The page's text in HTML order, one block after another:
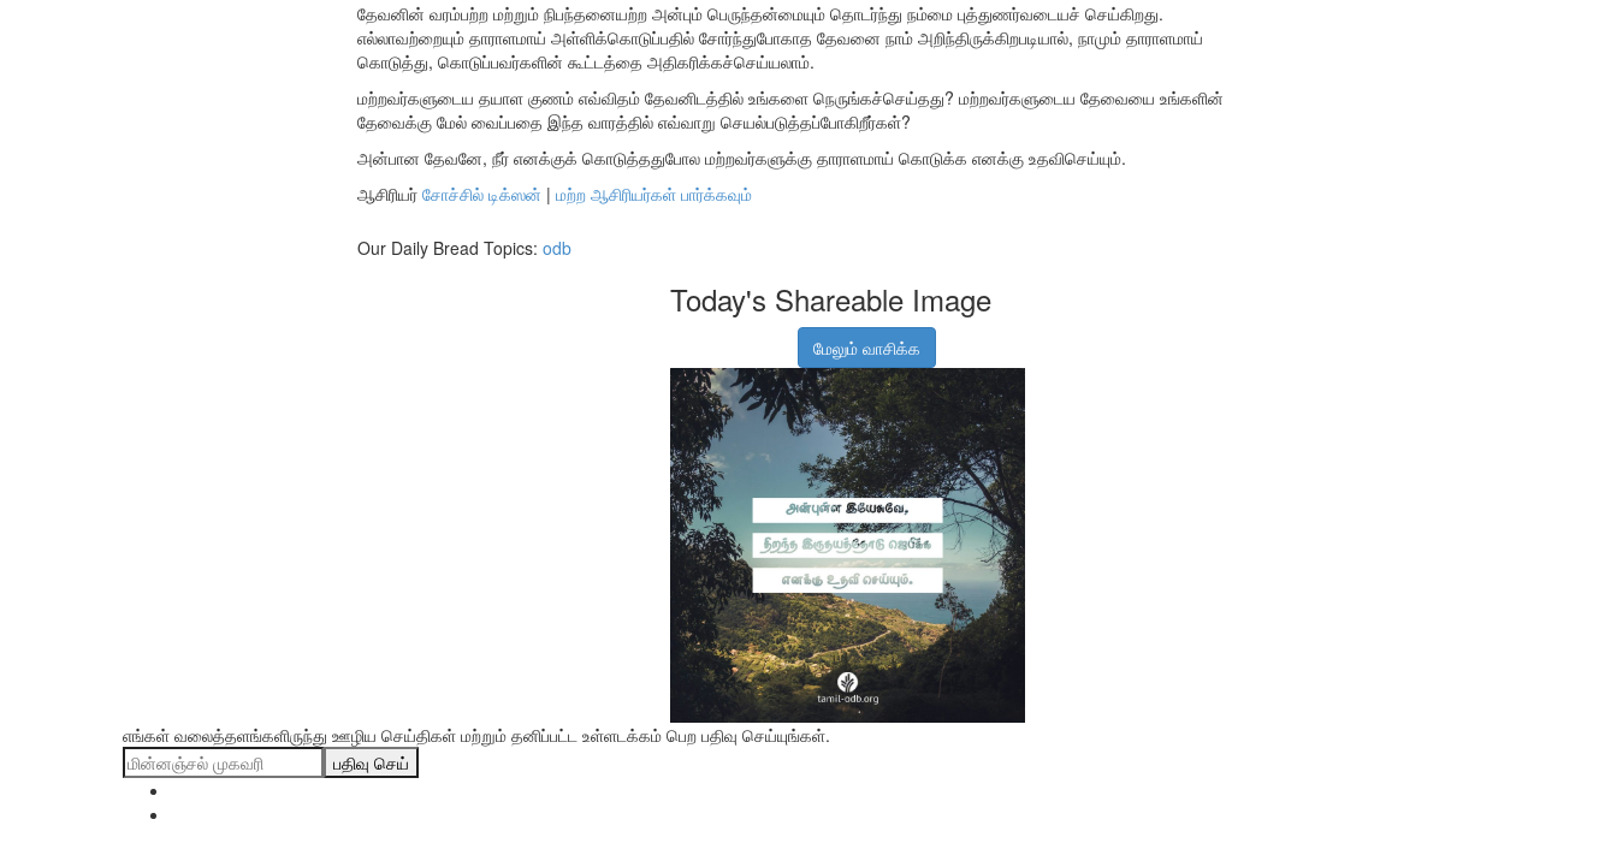
தேவனின் வரம்பற்ற மற்றும் நிபந்தனையற்ற அன்பும் பெருந்தன்மையும் தொடர்ந்து நம்மை புத்துணர்வடையச் செய்கிறது.
எல்லாவற்றையும் தாராளமாய் அள்ளிக்கொடுப்பதில் சோர்ந்துபோகாத தேவனை நாம் அறிந்திருக்கிறபடியால், நாமும் தாராளமாய்
கொடுத்து, கொடுப்பவர்களின் கூட்டத்தை அதிகரிக்கச்செய்யலாம்.
மற்றவர்களுடைய தயாள குணம் எவ்விதம் தேவனிடத்தில் உங்களை நெருங்கச்செய்தது? மற்றவர்களுடைய தேவையை உங்களின்
தேவைக்கு மேல் வைப்பதை இந்த வாரத்தில் எவ்வாறு செயல்படுத்தப்போகிறீர்கள்?
அன்பான தேவனே, நீர் எனக்குக் கொடுத்ததுபோல மற்றவர்களுக்கு தாராளமாய் கொடுக்க எனக்கு உதவிசெய்யும்.
ஆசிரியர் சோச்சில் டிக்ஸன் | மற்ற ஆசிரியர்கள் பார்க்கவும்
Our Daily Bread Topics: odb
Today's Shareable Image
மேலும் வாசிக்க
எங்கள் வலைத்தளங்களிருந்து ஊழிய செய்திகள் மற்றும் தனிப்பட்ட உள்ளடக்கம் பெற பதிவு செய்யுங்கள்.
பதிவு செய்